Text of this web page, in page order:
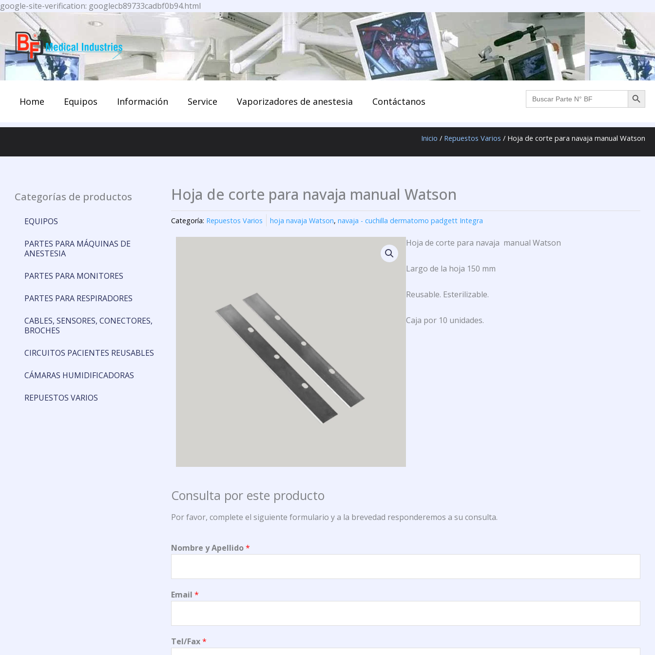
google-site-verification: googlecb89733cadbf0b94.html
contenido
Home Equipos Información Service Vaporizadores de anestesia Contáctanos
Buscar: BOTÓN DE
Inicio / Repuestos Varios / Hoja de corte para navaja manual Watson
Categorías de productos
EQUIPOS
PARTES PARA MÁQUINAS DE
ANESTESIA
PARTES PARA MONITORES
PARTES PARA RESPIRADORES
CABLES, SENSORES, CONECTORES,
BROCHES
CIRCUITOS PACIENTES REUSABLES
CÁMARAS HUMIDIFICADORAS
REPUESTOS VARIOS
Hoja de corte para navaja manual Watson
Categoría: Repuestos Varios hoja navaja Watson, navaja - cuchilla dermatomo padgett Integra
Hoja de corte para navaja manual Watson
Largo de la hoja 150 mm
Reusable. Esterilizable.
Caja por 10 unidades.
Consulta por este producto
Por favor, complete el siguiente formulario y a la brevedad responderemos a su consulta.
Nombre y Apellido*
Email *
Tel/Fax*